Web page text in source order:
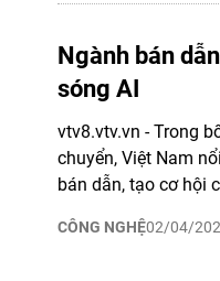
Ngành bán
sóng AI
CÔNG NGHỆ02/04/
vtv8.vtv.vn - Trong
chuyển, Việt Nam
bán dẫn, tạo cơ hội